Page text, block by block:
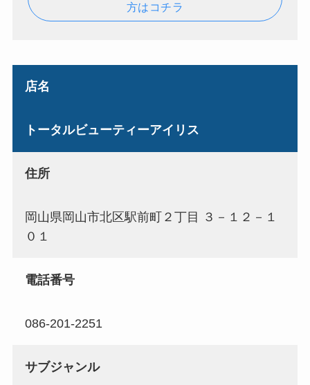
方はコチラ
店名
トータルビューティーアイリス
住所
岡山県岡山市北区駅前町２丁目 ３－１２－１
０１
電話番号
086-201-2251
サブジャンル